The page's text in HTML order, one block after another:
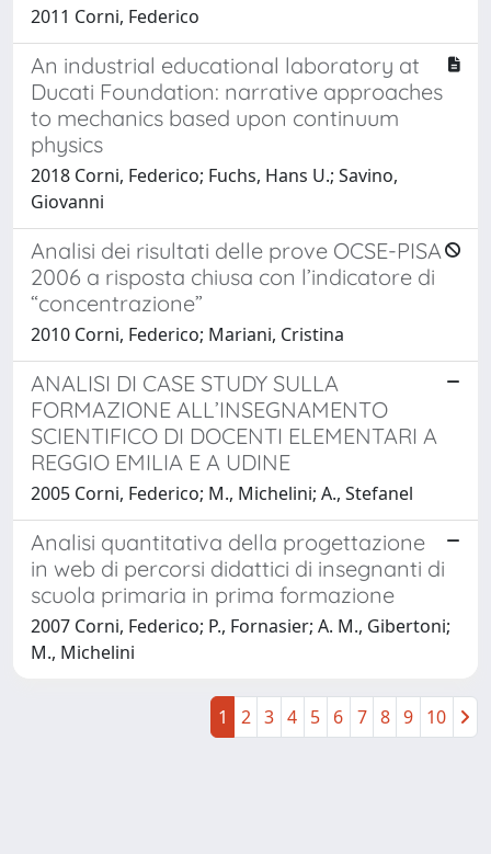
2011 Corni, Federico
An industrial educational laboratory at
Ducati Foundation: narrative approaches
to mechanics based upon continuum
physics
2018 Corni, Federico; Fuchs, Hans U.; Savino,
Giovanni
Analisi dei risultati delle prove OCSE-PISA
2006 a risposta chiusa con l’indicatore di
“concentrazione”
2010 Corni, Federico; Mariani, Cristina
ANALISI DI CASE STUDY SULLA
FORMAZIONE ALL’INSEGNAMENTO
SCIENTIFICO DI DOCENTI ELEMENTARI A
REGGIO EMILIA E A UDINE
2005 Corni, Federico; M., Michelini; A., Stefanel
Analisi quantitativa della progettazione
in web di percorsi didattici di insegnanti di
scuola primaria in prima formazione
2007 Corni, Federico; P., Fornasier; A. M., Gibertoni;
M., Michelini
1 2 3 4 5 6 7 8 9 10